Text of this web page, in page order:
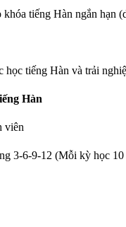
tiếng Hàn ngắn hạn
học tiếng Hàn và trải
Hàn
viên
3-6-9-12 (Mỗi kỳ học 10